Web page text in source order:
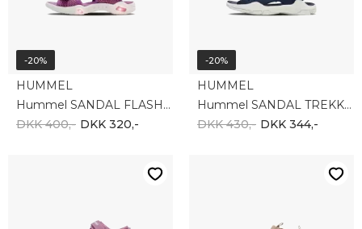
-20%
HUMMEL
Hummel SANDAL FLASH 216753-3383
DKK 400,- DKK 320,-
-20%
HUMMEL
Hummel SANDAL TREKKING II JR 217947-7642
DKK 430,- DKK 344,-